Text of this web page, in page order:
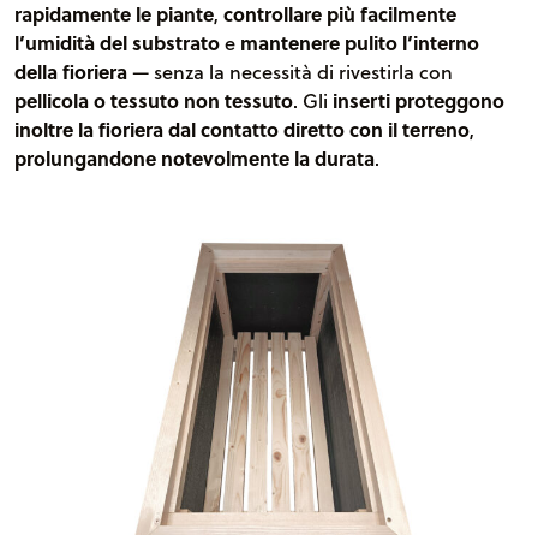
rapidamente le piante, controllare più facilmente
l’umidità del substratoe mantenere pulito l’interno
della fioriera— senza la necessità di rivestirla con
pellicola o tessuto non tessuto. Gli inserti proteggono
inoltre la fioriera dal contatto diretto con il terreno,
prolungandone notevolmente la durata.